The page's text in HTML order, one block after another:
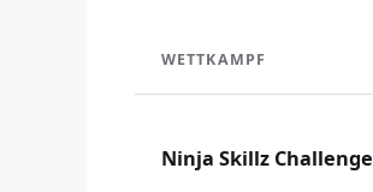
WETTKAMPF
Ninja Skillz Challenge